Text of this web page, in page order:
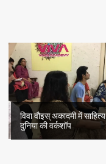
विवा वौइस् अकादमी में साहित्य
दुनिया की वर्कशॉप